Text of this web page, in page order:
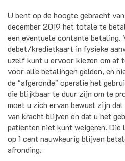
U bent op de hoogte gebracht
december 2019 het totale te
een eventuele contante betaling.
debet/kredietkaart in fysieke
uzelf kunt u ervoor kiezen om af
voor alle betalingen gelden, en
de "afgeronde" operatie het
die blijkbaar te duur zijn om te
moet u zich ervan bewust zijn dat
van kracht blijven en dat u het
patiënten niet kunt weigeren.
op 1 cent nauwkeurig blijven
afronding.